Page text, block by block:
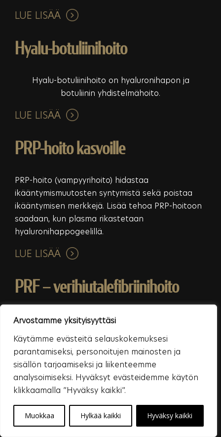
Arvostamme yksityisyyttäsi
Käytämme evästeitä selauskokemuksesi
parantamiseksi, personoitujen mainosten ja
sisällön tarjoamiseksi ja liikenteemme
analysoimiseksi. Hyväksyt evästeidemme käytön
klikkaamalla ”Hyväksy kaikki”.
Muokkaa Hylkää kaikki Hyväksy kaikki
LUE LISÄÄ
Hyalu-botuliinihoito
Hyalu-botuliinihoito on hyaluronihapon ja
botuliinin yhdistelmähoito.
LUE LISÄÄ
PRP-hoito kasvoille
PRP-hoito (vampyyrihoito) hidastaa
ikääntymismuutosten syntymistä sekä poistaa
ikääntymisen merkkejä. Lisää tehoa PRP-hoitoon
saadaan, kun plasma rikastetaan
hyaluronihappogeelillä.
LUE LISÄÄ
PRF – verihiutalefibriinihoito
PRF-hoidolla voidaan vaalentaa arpia,
tummia silmänalusia. Hoito heleyttää ja parantaa
ihoa sekä sen tekstuuria kokonaisvaltaisesti. Se
toimii myös täysin luonnonmukaisena, kehon
itsensä valmistamana vaihtoehtona tavallisille
täyteaineille.
LUE LISÄÄ